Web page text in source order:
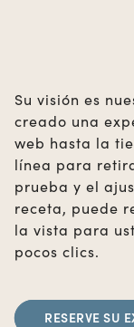
Su visión es
creado una
web hasta la
línea para
prueba y el
receta, puede
la vista para
pocos clics.
RESERVE SU